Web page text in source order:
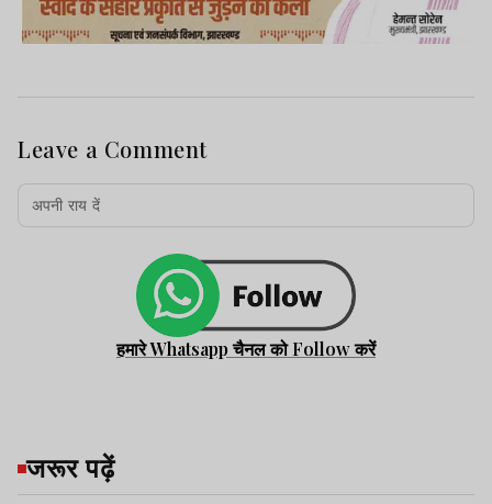
Leave a Comment
हमारे Whatsapp चैनल को Follow करें
जरूर पढ़ें